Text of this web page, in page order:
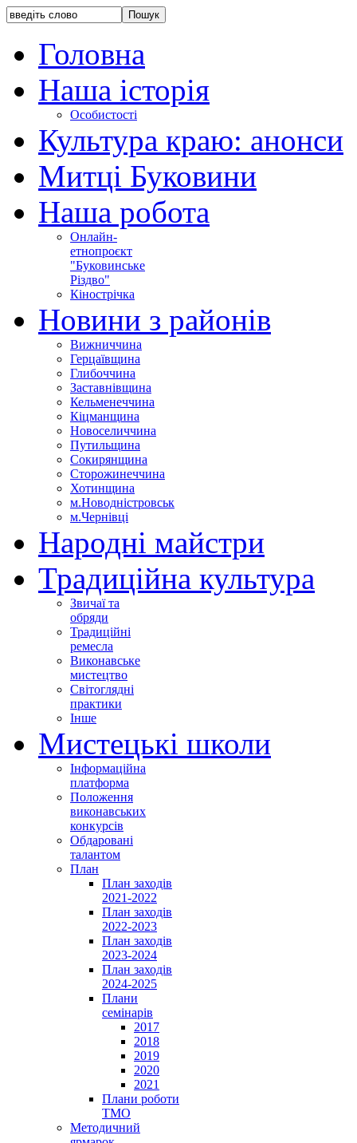
Головна
Наша історія
Особистості
Культура краю: анонси
Митці Буковини
Наша робота
Онлайн-
етнопроєкт
"Буковинське
Різдво"
Кінострічка
Новини з районів
Вижниччина
Герцаївщина
Глибоччина
Заставнівщина
Кельменеччина
Кіцманщина
Новоселиччина
Путильщина
Сокирянщина
Сторожинеччина
Хотинщина
м.Новодністровськ
м.Чернівці
Народні майстри
Традиційна культура
Звичаї та
обряди
Традиційні
ремесла
Виконавське
мистецтво
Світоглядні
практики
Інше
Мистецькі школи
Інформаційна
платформа
Положення
виконавських
конкурсів
Обдаровані
талантом
План
План заходів
2021-2022
План заходів
2022-2023
План заходів
2023-2024
План заходів
2024-2025
Плани
семінарів
2017
2018
2019
2020
2021
Плани роботи
ТМО
Методичний